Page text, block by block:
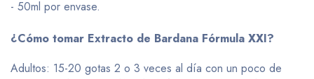
- 50ml por envase.
¿Cómo tomar Extracto de Bardana Fórmula XXI?
Adultos: 15-20 gotas 2 o 3 veces al día con un poco de